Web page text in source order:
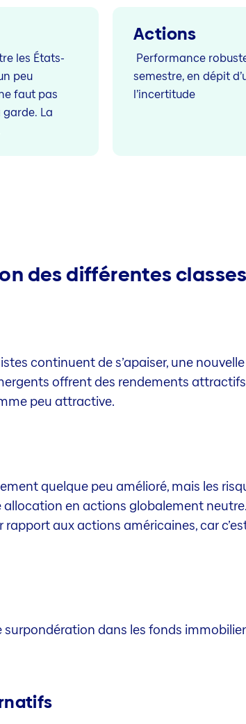
les États-
peu
faut pas
La
Actions
Performance
semestre, en dépit
l’incertitude
des différentes
continuent de s’apaiser, une
offrent des rendements
peu attractive.
quelque peu amélioré, mais les
en actions globalement
aux actions américaines, car
dans les fonds